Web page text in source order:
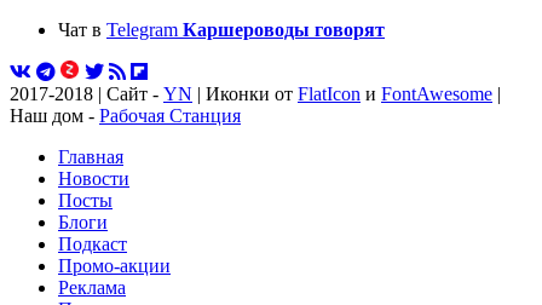
Чат в Telegram Каршероводы говорят
2017-2018 | Сайт - YN | Иконки от FlatIcon и FontAwesome |
Наш дом - Рабочая Станция
Главная
Новости
Посты
Блоги
Подкаст
Промо-акции
Реклама